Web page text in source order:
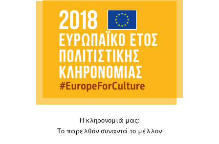
Η κληρονομιά μας:
Το παρελθόν συναντά το μέλλον